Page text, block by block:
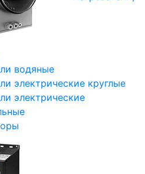
водяные
электрические круглые
электрические